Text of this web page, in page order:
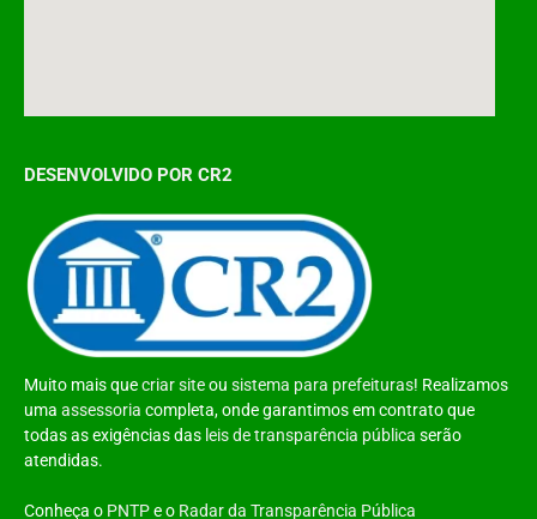
DESENVOLVIDO POR CR2
Muito mais quecriar siteou sistema para prefeituras! Realizamos
uma assessoria completa, onde garantimos em contrato que
todas as exigências das leis de transparência pública serão
atendidas.
Conheça o PNTPe o Radar da Transparência Pública